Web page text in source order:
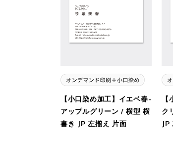
【小口染め加工】イエベ春-
アップルグリーン / 横型 横
書き JP 左揃え 片面
ク
JP